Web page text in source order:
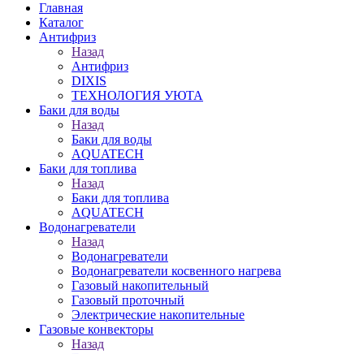
Главная
Каталог
Антифриз
Назад
Антифриз
DIXIS
ТЕХНОЛОГИЯ УЮТА
Баки для воды
Назад
Баки для воды
AQUATECH
Баки для топлива
Назад
Баки для топлива
AQUATECH
Водонагреватели
Назад
Водонагреватели
Водонагреватели косвенного нагрева
Газовый накопительный
Газовый проточный
Электрические накопительные
Газовые конвекторы
Назад